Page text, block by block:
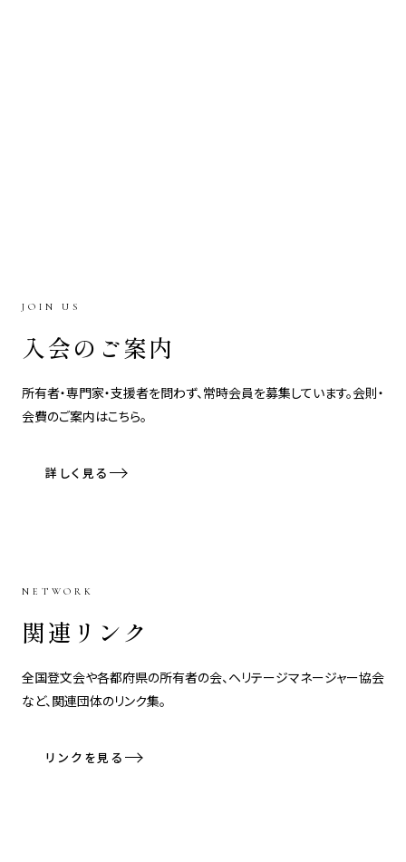
JOIN US
入会のご案内
所有者・専門家・支援者を問わず、常時会員を募集しています。会則・
会費のご案内はこちら。
詳しく見る
NETWORK
関連リンク
全国登文会や各都府県の所有者の会、ヘリテージマネージャー協会
など、関連団体のリンク集。
リンクを見る